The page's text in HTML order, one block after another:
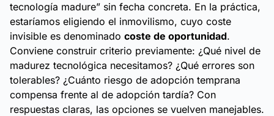
tecnología madure” sin fecha concreta. En la práctica,
estaríamos eligiendo el inmovilismo, cuyo coste
invisible es denominado coste de oportunidad.
Conviene construir criterio previamente: ¿Qué nivel de
madurez tecnológica necesitamos? ¿Qué errores son
tolerables? ¿Cuánto riesgo de adopción temprana
compensa frente al de adopción tardía? Con
respuestas claras, las opciones se vuelven manejables.